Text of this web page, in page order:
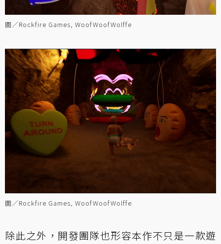
圖／Rockfire Games, WoofWoofWolffe
圖／Rockfire Games, WoofWoofWolffe
除此之外，開發團隊也形容本作不只是一款遊